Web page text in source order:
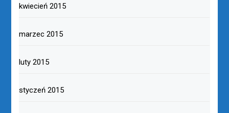
kwiecień 2015
marzec 2015
luty 2015
styczeń 2015